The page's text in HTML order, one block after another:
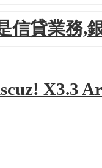
信貸業務,
X3.3